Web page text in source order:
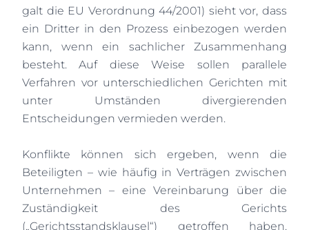
galt die EU Verordnung 44/2001) sieht vor, dass
ein Dritter in den Prozess einbezogen werden
kann, wenn ein sachlicher Zusammenhang
besteht. Auf diese Weise sollen parallele
Verfahren vor unterschiedlichen Gerichten mit
unter Umständen divergierenden
Entscheidungen vermieden werden.
Konflikte können sich ergeben, wenn die
Beteiligten – wie häufig in Verträgen zwischen
Unternehmen – eine Vereinbarung über die
Zuständigkeit des Gerichts
(„Gerichtsstandsklausel“) getroffen haben.